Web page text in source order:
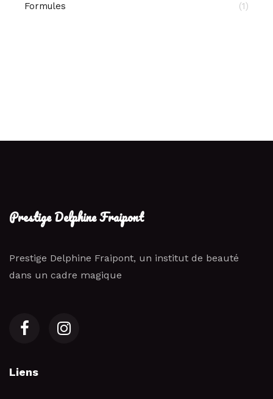
Formules (1)
Prestige Delphine Fraipont
Prestige Delphine Fraipont, un institut de beauté
dans un cadre magique
Liens